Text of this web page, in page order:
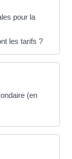
pour la
les tarifs ?
(en